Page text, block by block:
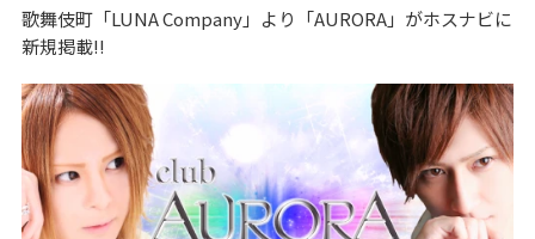
歌舞伎町「LUNA Company」より「AURORA」がホスナビに
新規掲載!!